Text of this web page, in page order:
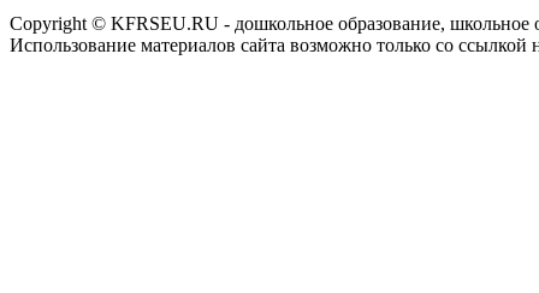
Copyright © KFRSEU.RU - дошкольное образование, школьное
Использование материалов сайта возможно только со ссылкой